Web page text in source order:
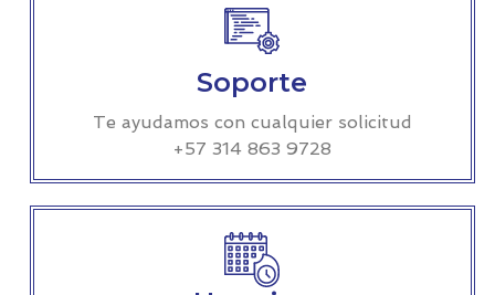
Soporte
Te ayudamos con cualquier solicitud
+57 314 863 9728